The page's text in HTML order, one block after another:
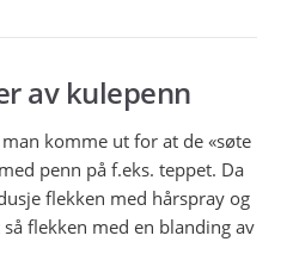
av kulepenn
komme ut for at de «søte
penn på f.eks. teppet. Da
flekken med hårspray og
flekken med en blanding av